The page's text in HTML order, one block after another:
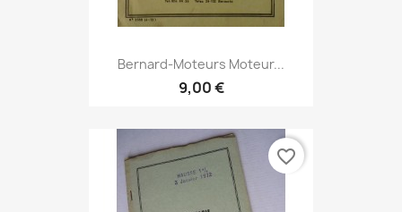
Bernard-Moteurs Moteur...
9,00 €
favorite_border